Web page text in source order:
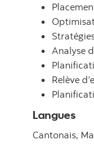
Analyse
Relève
Langues
Cantonais,